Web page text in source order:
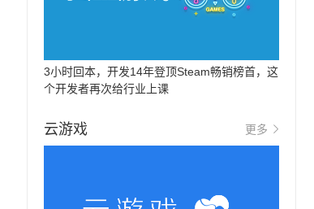
3小时回本，开发14年登顶Steam畅销榜首，这
个开发者再次给行业上课
云游戏 更多